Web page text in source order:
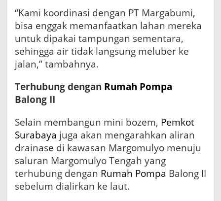
“Kami koordinasi dengan PT Margabumi,
bisa enggak memanfaatkan lahan mereka
untuk dipakai tampungan sementara,
sehingga air tidak langsung meluber ke
jalan,” tambahnya.
Terhubung dengan Rumah Pompa
Balong II
Selain membangun mini bozem, Pemkot
Surabaya juga akan mengarahkan aliran
drainase di kawasan Margomulyo menuju
saluran Margomulyo Tengah yang
terhubung dengan Rumah Pompa Balong II
sebelum dialirkan ke laut.